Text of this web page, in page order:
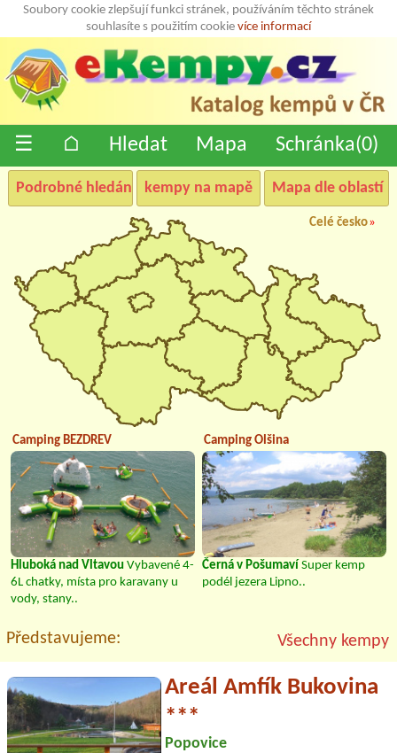
Soubory cookie zlepšují funkci stránek, používáním těchto stránek
souhlasíte s použitím cookie více informací
☰ ⌂ Hledat Mapa Schránka(0)
Podrobné hledání kempy na mapě Mapa dle oblastí
Celé česko»
Camping BEZDREV
Hluboká nad Vltavou Vybavené 4-
6L chatky, místa pro karavany u
vody, stany..
Camping Olšina
Černá v Pošumaví Super kemp
podél jezera Lipno..
Představujeme: Všechny kempy
Areál Amfík Bukovina
***
Popovice